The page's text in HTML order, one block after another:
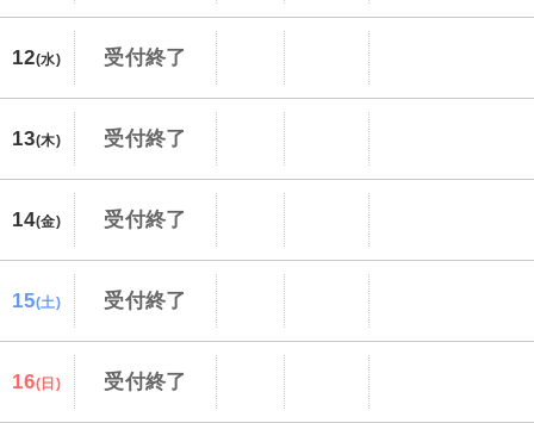
12(水) 受付終了
13(木) 受付終了
14(金) 受付終了
15(土) 受付終了
16(日) 受付終了